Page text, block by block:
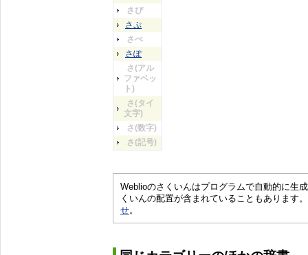
さぴ
さぷ
さぺ
さぽ
さ(アル
ファベッ
ト)
さ(タイ
文字)
さ(数字)
さ(記号)
Weblioのさくいんはプログラムで自動的に生
くいんの配置が含まれていることもあります
せ。